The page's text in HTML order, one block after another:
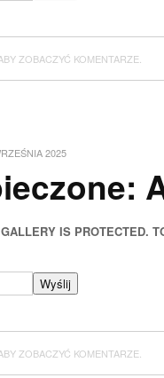
ZOBACZYĆ KOMENTARZE.
2025
IS PROTECTED.
ZOBACZYĆ KOMENTARZE.